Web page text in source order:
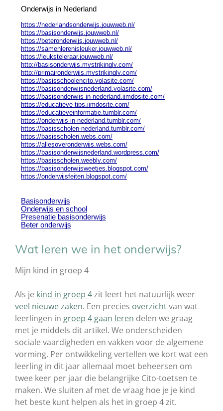
Wat leren we in het onderwijs?
Mijn kind in groep 4
Als je kind in groep 4zit leert het natuurlijk weer
veel nieuwe zaken. Een precies overzichtvan wat
leerlingen in groep 4 gaan leren delen we graag
met je middels dit artikel. We onderscheiden
sociale vaardigheden en vakken voor de algemene
vorming. Per ontwikkeling vertellen we kort wat een
leerling in dit jaar allemaal moet beheersen om
twee keer per jaar die belangrijke Cito-toetsen te
maken. We sluiten af met de vraag hoe je je kind
het beste kunt helpen als het in groep 4 zit.